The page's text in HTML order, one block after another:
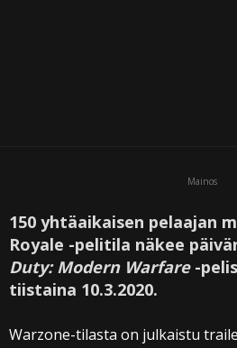
Mainos
150 yhtäaikaisen pelaajan
Royale -pelitila näkee
Duty: Modern Warfare-
tiistaina 10.3.2020.
Warzone-tilasta on julkaistu